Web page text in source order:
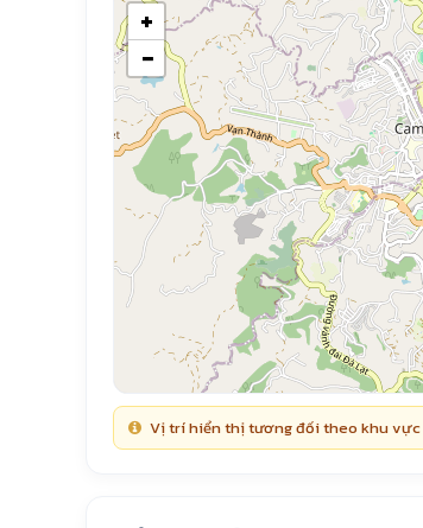
+
−
Vị trí hiển thị tương đối theo khu vực